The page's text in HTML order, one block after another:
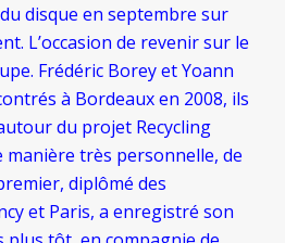
disque en septembre sur
L’occasion de revenir sur le
Frédéric Borey et Yoann
à Bordeaux en 2008, ils
du projet Recycling
manière très personnelle, de
diplômé des
et Paris, a enregistré son